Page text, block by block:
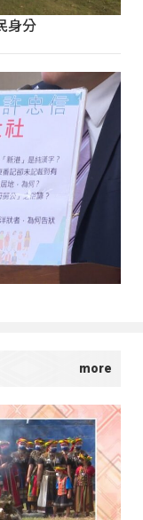
身分